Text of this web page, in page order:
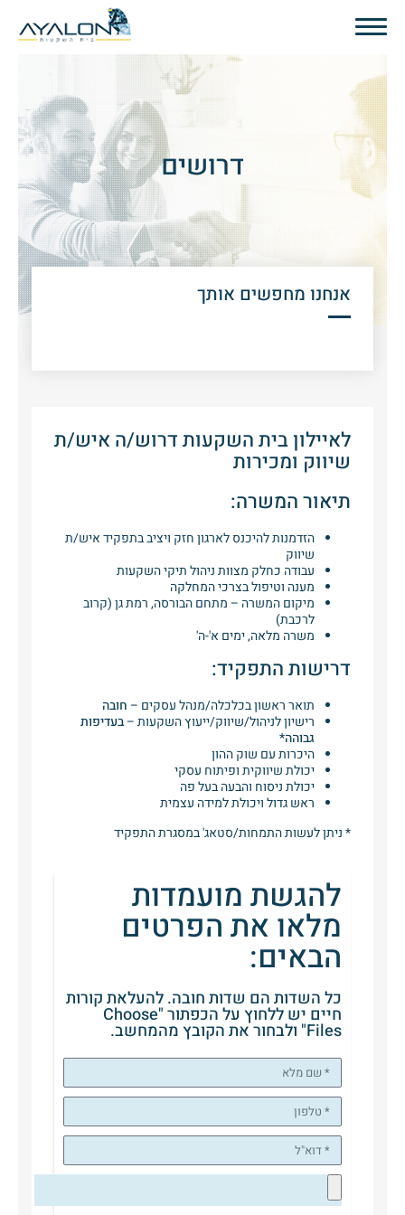
דרושים
אנחנו מחפשים אותך
לאיילון בית השקעות דרוש/ה איש/ת
שיווק ומכירות
תיאור המשרה:
הזדמנות להיכנס לארגון חזק ויציב בתפקיד איש/ת
שיווק
עבודה כחלק מצוות ניהול תיקי השקעות
מענה וטיפול בצרכי המחלקה
מיקום המשרה – מתחם הבורסה, רמת גן (קרוב
לרכבת)
משרה מלאה, ימים א'-ה'
דרישות התפקיד:
תואר ראשון בכלכלה/מנהל עסקים – חובה
רישיון לניהול/שיווק/ייעוץ השקעות –בעדיפות
גבוהה*
היכרות עם שוק ההון
יכולת שיווקית ופיתוח עסקי
יכולת ניסוח והבעה בעל פה
ראש גדול ויכולת למידה עצמית
* ניתן לעשות התמחות/סטאג' במסגרת התפקיד
להגשת מועמדות
מלאו את הפרטים
הבאים:
כל השדות הם שדות חובה. להעלאת קורות
חיים יש ללחוץ על הכפתור "Choose
Files" ולבחור את הקובץ מהמחשב.